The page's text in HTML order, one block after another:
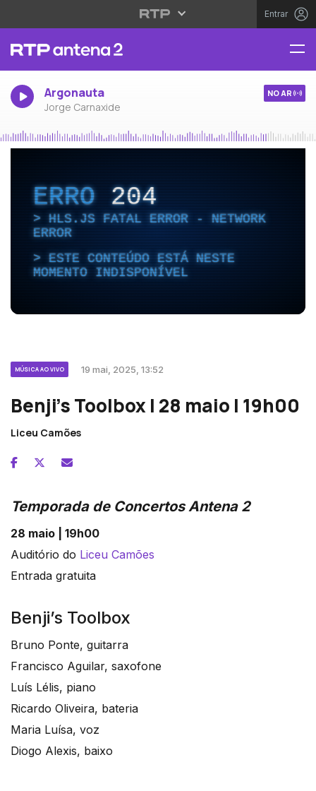
Entrar
Argonauta
Jorge Carnaxide
NO AR
ERRO204
HLS.JS FATAL ERROR - NETWORK
ERROR
ESTE CONTEÚDO ESTÁ NESTE
MOMENTO INDISPONÍVEL
MÚSICA AO VIVO 19 mai, 2025, 13:52
Benji’s Toolbox | 28 maio | 19h00
Liceu Camões
Temporada de Concertos Antena 2
28 maio | 19h00
Auditório do Liceu Camões
Entrada gratuita
Benji’s Toolbox
Bruno Ponte, guitarra
Francisco Aguilar, saxofone
Luís Lélis, piano
Ricardo Oliveira, bateria
Maria Luísa, voz
Diogo Alexis, baixo